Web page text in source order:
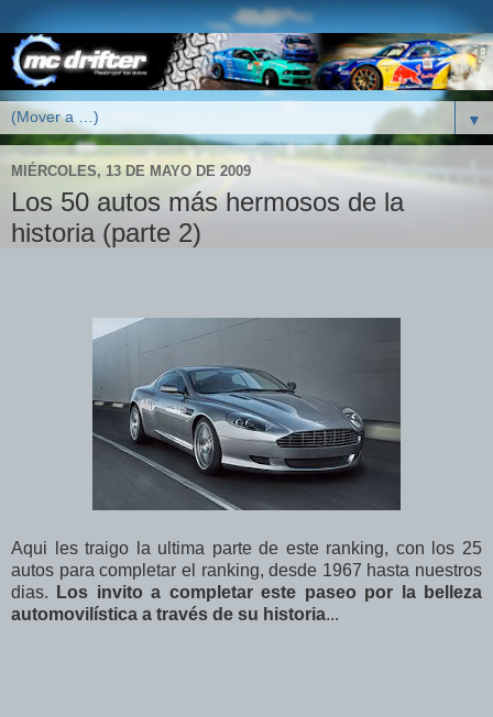
▼
MIÉRCOLES, 13 DE MAYO DE 2009
Los 50 autos más hermosos de la
historia (parte 2)
Aqui les traigo la ultima parte de este ranking, con los 25
autos para completar el ranking, desde 1967 hasta nuestros
dias.
Los invito a completar este paseo por la belleza
automovilística a través de su historia...